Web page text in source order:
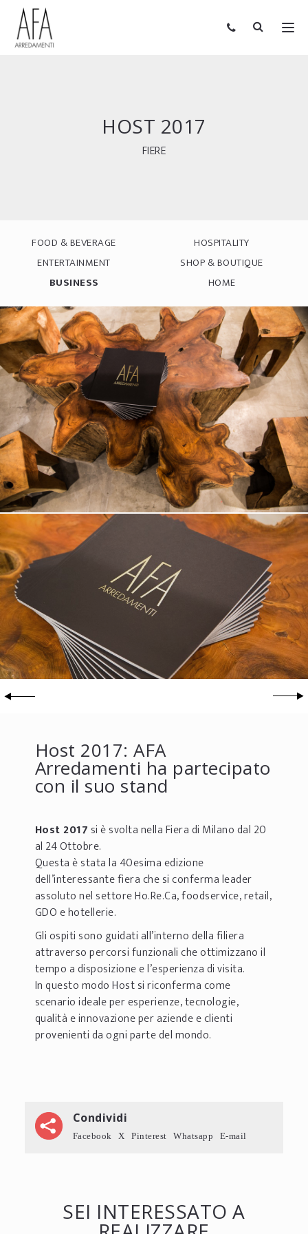
HOST 2017
FIERE
FOOD & BEVERAGE
HOSPITALITY
ENTERTAINMENT
SHOP & BOUTIQUE
BUSINESS
HOME
Host 2017: AFA
Arredamenti ha partecipato
con il suo stand
Host 2017 si è svolta nella Fiera di Milano dal 20
al 24 Ottobre.
Questa è stata la 40esima edizione
dell’interessante fiera che si conferma leader
assoluto nel settore Ho.Re.Ca, foodservice, retail,
GDO e hotellerie.
Gli ospiti sono guidati all’interno della filiera
attraverso percorsi funzionali che ottimizzano il
tempo a disposizione e l’esperienza di visita.
In questo modo Host si riconferma come
scenario ideale per esperienze, tecnologie,
qualità e innovazione per aziende e clienti
provenienti da ogni parte del mondo.
Condividi
Facebook X Pinterest Whatsapp E-mail
SEI INTERESSATO A